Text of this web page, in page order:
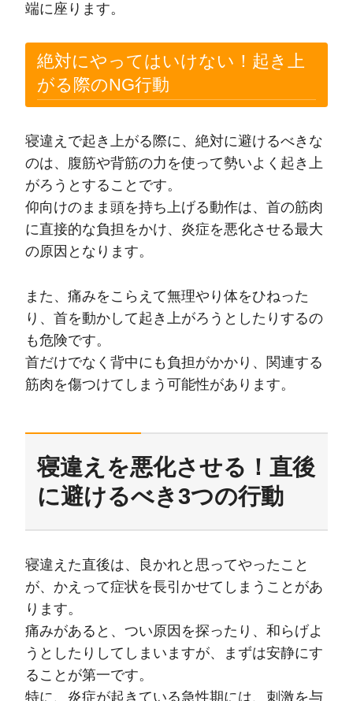
端に座ります。
絶対にやってはいけない！起き上
がる際のNG行動
寝違えで起き上がる際に、絶対に避けるべきな
のは、腹筋や背筋の力を使って勢いよく起き上
がろうとすることです。
仰向けのまま頭を持ち上げる動作は、首の筋肉
に直接的な負担をかけ、炎症を悪化させる最大
の原因となります。
また、痛みをこらえて無理やり体をひねった
り、首を動かして起き上がろうとしたりするの
も危険です。
首だけでなく背中にも負担がかかり、関連する
筋肉を傷つけてしまう可能性があります。
寝違えを悪化させる！直後
に避けるべき3つの行動
寝違えた直後は、良かれと思ってやったこと
が、かえって症状を長引かせてしまうことがあ
ります。
痛みがあると、つい原因を探ったり、和らげよ
うとしたりしてしまいますが、まずは安静にす
ることが第一です。
特に、炎症が起きている急性期には、刺激を与